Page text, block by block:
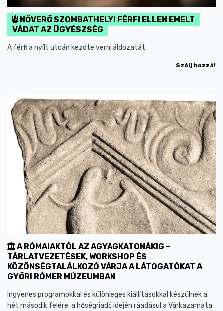
NŐVERŐ SZOMBATHELYI FÉRFI ELLEN EMELT
VÁDAT AZ ÜGYÉSZSÉG
A férfi a nyílt utcán kezdte verni áldozatát.
Szólj hozzá!
A RÓMAIAKTÓL AZ AGYAGKATONÁKIG –
TÁRLATVEZETÉSEK, WORKSHOP ÉS
KÖZÖNSÉGTALÁLKOZÓ VÁRJA A LÁTOGATÓKAT A
GYŐRI RÓMER MÚZEUMBAN
Ingyenes programokkal és különleges kiállításokkal készülnek a
hét második felére, a hőségriadó idején ráadásul a Várkazamata